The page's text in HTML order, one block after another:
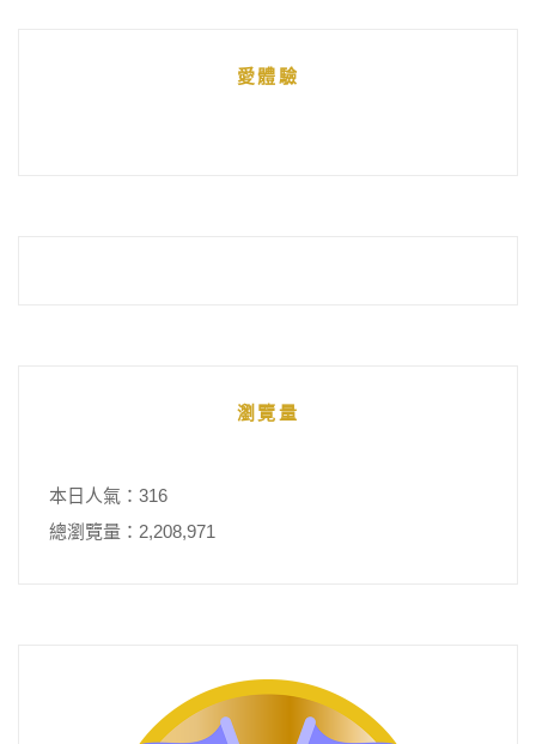
愛體驗
瀏覽量
本日人氣：316
總瀏覽量：2,208,971